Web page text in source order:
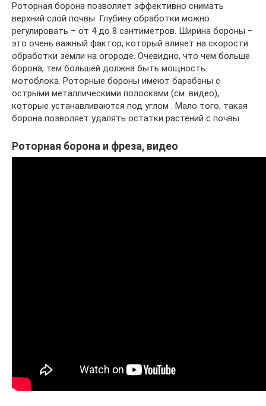
Роторная борона позволяет эффективно снимать
верхний слой почвы. Глубину обработки можно
регулировать – от 4 до 8 сантиметров. Ширина бороны –
это очень важный фактор, который влияет на скорости
обработки земли на огороде. Очевидно, что чем больше
борона, тем большей должна быть мощность
мотоблока. Роторные бороны имеют барабаны с
острыми металлическими полосками (см. видео),
которые устанавливаются под углом . Мало того, такая
борона позволяет удалять остатки растений с почвы.
Роторная борона и фреза, видео